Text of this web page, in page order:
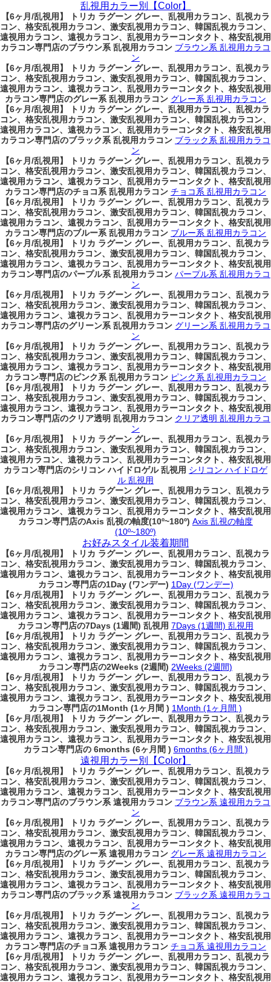
乱視用カラー別【Color】
【6ヶ月/乱視用】 トリカ ラグーン グレー、乱視用カラコン、乱視カラ
コン、格安乱視用カラコン、激安乱視用カラコン、韓国乱視カラコン、
遠視用カラコン、遠視カラコン、乱視用カラーコンタクト、格安乱視用
カラコン専門店のブラウン系 乱視用カラコン ブラウン系 乱視用カラコ
ン
【6ヶ月/乱視用】 トリカ ラグーン グレー、乱視用カラコン、乱視カラ
コン、格安乱視用カラコン、激安乱視用カラコン、韓国乱視カラコン、
遠視用カラコン、遠視カラコン、乱視用カラーコンタクト、格安乱視用
カラコン専門店のグレー系 乱視用カラコン グレー系 乱視用カラコン
【6ヶ月/乱視用】 トリカ ラグーン グレー、乱視用カラコン、乱視カラ
コン、格安乱視用カラコン、激安乱視用カラコン、韓国乱視カラコン、
遠視用カラコン、遠視カラコン、乱視用カラーコンタクト、格安乱視用
カラコン専門店のブラック系 乱視用カラコン ブラック系 乱視用カラコ
ン
【6ヶ月/乱視用】 トリカ ラグーン グレー、乱視用カラコン、乱視カラ
コン、格安乱視用カラコン、激安乱視用カラコン、韓国乱視カラコン、
遠視用カラコン、遠視カラコン、乱視用カラーコンタクト、格安乱視用
カラコン専門店のチョコ系 乱視用カラコン チョコ系 乱視用カラコン
【6ヶ月/乱視用】 トリカ ラグーン グレー、乱視用カラコン、乱視カラ
コン、格安乱視用カラコン、激安乱視用カラコン、韓国乱視カラコン、
遠視用カラコン、遠視カラコン、乱視用カラーコンタクト、格安乱視用
カラコン専門店のブルー系 乱視用カラコン ブルー系 乱視用カラコン
【6ヶ月/乱視用】 トリカ ラグーン グレー、乱視用カラコン、乱視カラ
コン、格安乱視用カラコン、激安乱視用カラコン、韓国乱視カラコン、
遠視用カラコン、遠視カラコン、乱視用カラーコンタクト、格安乱視用
カラコン専門店のパープル系 乱視用カラコン パープル系 乱視用カラコ
ン
【6ヶ月/乱視用】 トリカ ラグーン グレー、乱視用カラコン、乱視カラ
コン、格安乱視用カラコン、激安乱視用カラコン、韓国乱視カラコン、
遠視用カラコン、遠視カラコン、乱視用カラーコンタクト、格安乱視用
カラコン専門店のグリーン系 乱視用カラコン グリーン系 乱視用カラコ
ン
【6ヶ月/乱視用】 トリカ ラグーン グレー、乱視用カラコン、乱視カラ
コン、格安乱視用カラコン、激安乱視用カラコン、韓国乱視カラコン、
遠視用カラコン、遠視カラコン、乱視用カラーコンタクト、格安乱視用
カラコン専門店のピンク系 乱視用カラコン ピンク系 乱視用カラコン
【6ヶ月/乱視用】 トリカ ラグーン グレー、乱視用カラコン、乱視カラ
コン、格安乱視用カラコン、激安乱視用カラコン、韓国乱視カラコン、
遠視用カラコン、遠視カラコン、乱視用カラーコンタクト、格安乱視用
カラコン専門店のクリア透明 乱視用カラコン クリア透明 乱視用カラコ
ン
【6ヶ月/乱視用】 トリカ ラグーン グレー、乱視用カラコン、乱視カラ
コン、格安乱視用カラコン、激安乱視用カラコン、韓国乱視カラコン、
遠視用カラコン、遠視カラコン、乱視用カラーコンタクト、格安乱視用
カラコン専門店のシリコン ハイドロゲル 乱視用 シリコン ハイドロゲ
ル 乱視用
【6ヶ月/乱視用】 トリカ ラグーン グレー、乱視用カラコン、乱視カラ
コン、格安乱視用カラコン、激安乱視用カラコン、韓国乱視カラコン、
遠視用カラコン、遠視カラコン、乱視用カラーコンタクト、格安乱視用
カラコン専門店のAxis 乱視の軸度(10º~180º) Axis 乱視の軸度
(10º~180º)
お好みスタイル装着期間
【6ヶ月/乱視用】 トリカ ラグーン グレー、乱視用カラコン、乱視カラ
コン、格安乱視用カラコン、激安乱視用カラコン、韓国乱視カラコン、
遠視用カラコン、遠視カラコン、乱視用カラーコンタクト、格安乱視用
カラコン専門店の1Day (ワンデー) 1Day (ワンデー)
【6ヶ月/乱視用】 トリカ ラグーン グレー、乱視用カラコン、乱視カラ
コン、格安乱視用カラコン、激安乱視用カラコン、韓国乱視カラコン、
遠視用カラコン、遠視カラコン、乱視用カラーコンタクト、格安乱視用
カラコン専門店の7Days (1週間) 乱視用 7Days (1週間) 乱視用
【6ヶ月/乱視用】 トリカ ラグーン グレー、乱視用カラコン、乱視カラ
コン、格安乱視用カラコン、激安乱視用カラコン、韓国乱視カラコン、
遠視用カラコン、遠視カラコン、乱視用カラーコンタクト、格安乱視用
カラコン専門店の2Weeks (2週間) 2Weeks (2週間)
【6ヶ月/乱視用】 トリカ ラグーン グレー、乱視用カラコン、乱視カラ
コン、格安乱視用カラコン、激安乱視用カラコン、韓国乱視カラコン、
遠視用カラコン、遠視カラコン、乱視用カラーコンタクト、格安乱視用
カラコン専門店の1Month (1ヶ月間 ) 1Month (1ヶ月間 )
【6ヶ月/乱視用】 トリカ ラグーン グレー、乱視用カラコン、乱視カラ
コン、格安乱視用カラコン、激安乱視用カラコン、韓国乱視カラコン、
遠視用カラコン、遠視カラコン、乱視用カラーコンタクト、格安乱視用
カラコン専門店の 6months (6ヶ月間 ) 6months (6ヶ月間 )
遠視用カラー別【Color】
【6ヶ月/乱視用】 トリカ ラグーン グレー、乱視用カラコン、乱視カラ
コン、格安乱視用カラコン、激安乱視用カラコン、韓国乱視カラコン、
遠視用カラコン、遠視カラコン、乱視用カラーコンタクト、格安乱視用
カラコン専門店のブラウン系 遠視用カラコン ブラウン系 遠視用カラコ
ン
【6ヶ月/乱視用】 トリカ ラグーン グレー、乱視用カラコン、乱視カラ
コン、格安乱視用カラコン、激安乱視用カラコン、韓国乱視カラコン、
遠視用カラコン、遠視カラコン、乱視用カラーコンタクト、格安乱視用
カラコン専門店のグレー系 遠視用カラコン グレー系 遠視用カラコン
【6ヶ月/乱視用】 トリカ ラグーン グレー、乱視用カラコン、乱視カラ
コン、格安乱視用カラコン、激安乱視用カラコン、韓国乱視カラコン、
遠視用カラコン、遠視カラコン、乱視用カラーコンタクト、格安乱視用
カラコン専門店のブラック系 遠視用カラコン ブラック系 遠視用カラコ
ン
【6ヶ月/乱視用】 トリカ ラグーン グレー、乱視用カラコン、乱視カラ
コン、格安乱視用カラコン、激安乱視用カラコン、韓国乱視カラコン、
遠視用カラコン、遠視カラコン、乱視用カラーコンタクト、格安乱視用
カラコン専門店のチョコ系 遠視用カラコン チョコ系 遠視用カラコン
【6ヶ月/乱視用】 トリカ ラグーン グレー、乱視用カラコン、乱視カラ
コン、格安乱視用カラコン、激安乱視用カラコン、韓国乱視カラコン、
遠視用カラコン、遠視カラコン、乱視用カラーコンタクト、格安乱視用